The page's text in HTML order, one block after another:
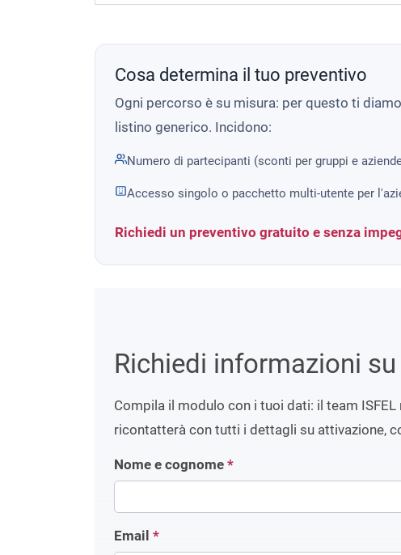
Cosa determina il tuo preventivo
Ogni percorso è su misura: per questo ti
listino generico. Incidono:
Numero di partecipanti (sconti per gruppi e
Accesso singolo o pacchetto multi-utente per
Richiedi un preventivo gratuito e senza
Richiedi informazioni
Compila il modulo con i tuoi dati: il team
ricontatterà con tutti i dettagli su attivazione,
Nome e cognome *
Email *